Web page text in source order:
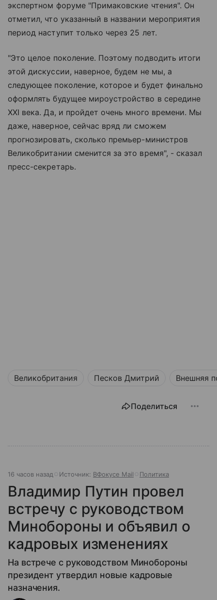
экспертном форуме "Примаковские чтения". Он
отметил, что указанный в названии мероприятия
период наступит только через 25 лет.
"Это целое поколение. Поэтому подводить итоги
этой дискуссии, наверное, будем не мы, а
следующее поколение, которое и будет финально
оформлять будущее мироустройство в середине
XXI века. Да, и пройдет очень много времени. Мы
даже, наверное, сейчас вряд ли сможем
прогнозировать, сколько премьер-министров
Великобритании сменится за это время", - сказал
пресс-секретарь.
Великобритания Песков Дмитрий Внешняя
Поделиться
16 часов назад Источник: ВФокусе Mail Политика
Владимир Путин провел
встречу с руководством
Минобороны и объявил о
кадровых изменениях
На встрече с руководством Минобороны
президент утвердил новые кадровые
назначения.